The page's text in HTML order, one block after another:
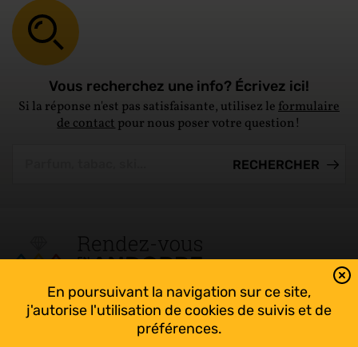
En poursuivant la navigation sur ce site,
j'autorise l'utilisation de cookies de suivis et de
préférences.
Vous recherchez une info? Écrivez ici!
Si la réponse n'est pas satisfaisante, utilisez leformulaire
de contactpour nous poser votre question!
Tout suivre sur l’Andorre!
Facebook